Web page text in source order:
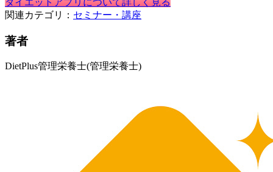
ダイエットアプリについて詳しく見る
関連カテゴリ： セミナー・講座
著者
DietPlus管理栄養士(管理栄養士)